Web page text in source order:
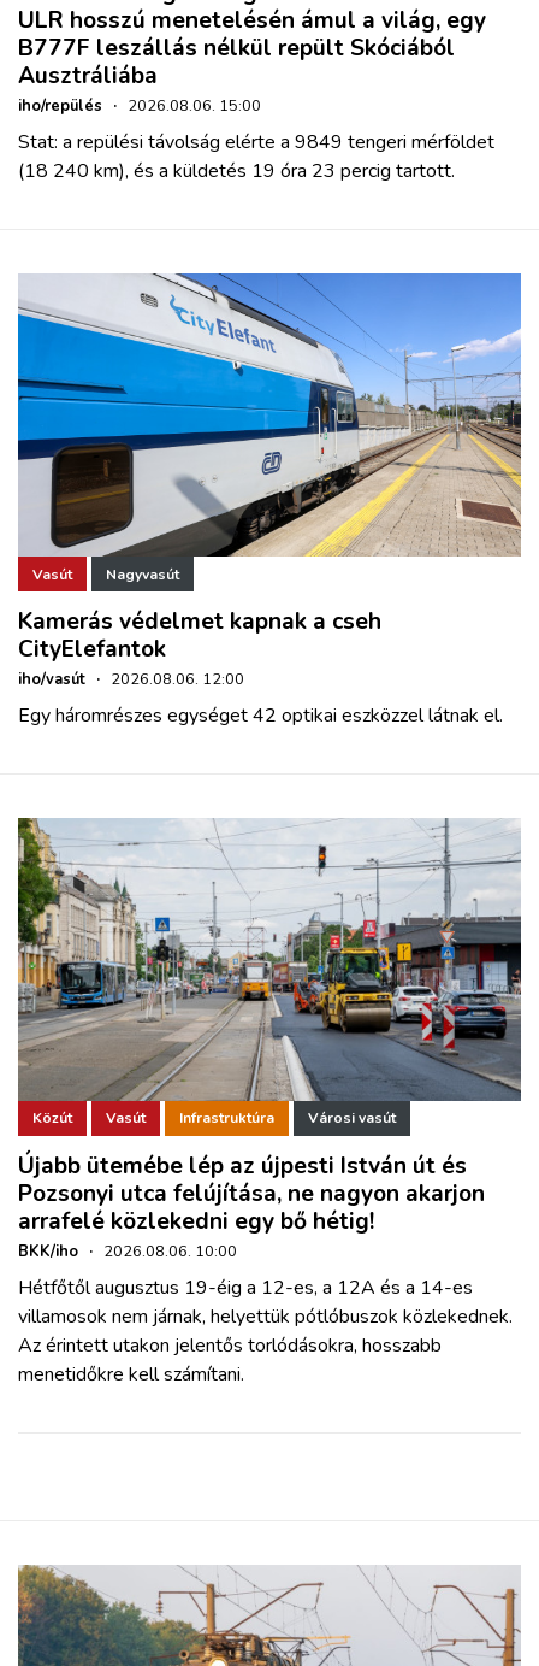
ULR hosszú menetelésén ámul a világ, egy
B777F leszállás nélkül repült Skóciából
Ausztráliába
iho/repülés · 2026.08.06. 15:00
Stat: a repülési távolság elérte a 9849 tengeri mérföldet
(18 240 km), és a küldetés 19 óra 23 percig tartott.
Vasút Nagyvasút
Kamerás védelmet kapnak a cseh
CityElefantok
iho/vasút · 2026.08.06. 12:00
Egy háromrészes egységet 42 optikai eszközzel látnak el.
Közút Vasút Infrastruktúra Városi vasút
Újabb ütemébe lép az újpesti István út és
Pozsonyi utca felújítása, ne nagyon akarjon
arrafelé közlekedni egy bő hétig!
BKK/iho · 2026.08.06. 10:00
Hétfőtől augusztus 19-éig a 12-es, a 12A és a 14-es
villamosok nem járnak, helyettük pótlóbuszok közlekednek.
Az érintett utakon jelentős torlódásokra, hosszabb
menetidőkre kell számítani.